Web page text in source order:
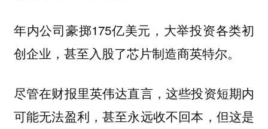
年内公司豪掷175亿美元，大举投资各类初
创企业，甚至入股了芯片制造商英特尔。
尽管在财报里英伟达直言，这些投资短期内
可能无法盈利，甚至永远收不回本，但这是